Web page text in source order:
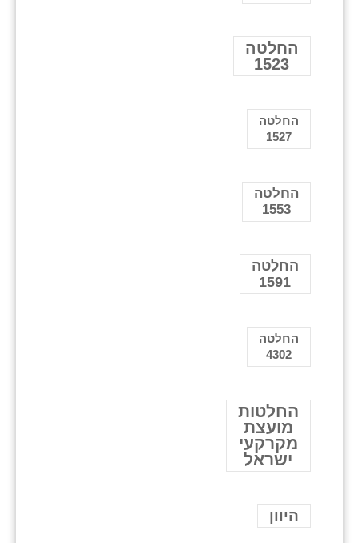
החלטה
1523
החלטה
1527
החלטה
1553
החלטה
1591
החלטה
4302
החלטות
מועצת
מקרקעי
ישראל
היוון